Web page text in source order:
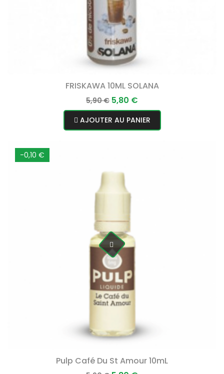
FRISKAWA 10ML SOLANA
Prix
normal
5,90 € Prix
5,80 €
AJOUTER AU PANIER
-0,10 €
Pulp Café Du St Amour 10mL